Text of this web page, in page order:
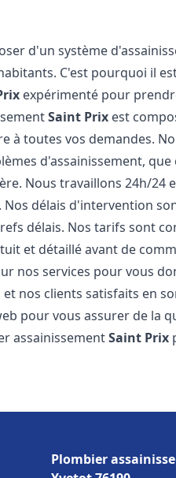
d'un système
C'est pourquoi il
expérimenté pour
Saint Prix est
à toutes vos demandes.
d'assainissement, que
Nous travaillons 24h/24
délais d'intervention
délais. Nos tarifs sont
et détaillé avant de
nos services pour vous
nos clients satisfaits en
pour vous assurer de la
assainissementSaint Prix
Plombier